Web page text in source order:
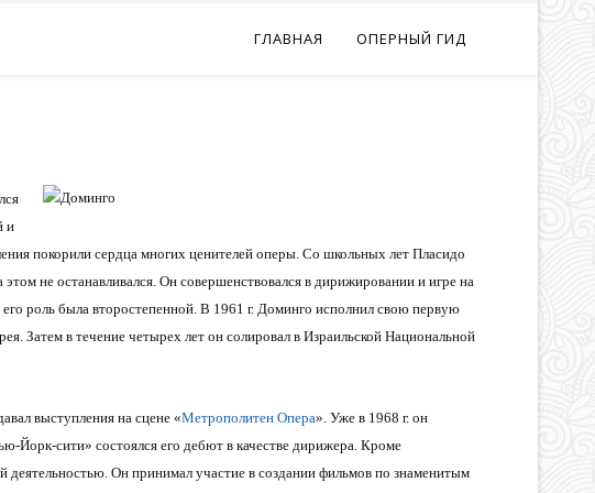
ГЛАВНАЯ ОПЕРНЫЙ ГИД
и
покорили сердца многих ценителей оперы. Со школьных лет Пласидо
не останавливался. Он совершенствовался в дирижировании и игре на
роль была второстепенной. В 1961 г. Доминго исполнил свою первую
Затем в течение четырех лет он солировал в Израильской Национальной
выступления на сцене «Метрополитен Опера». Уже в 1968 г. он
Йорк-сити» состоялся его дебют в качестве дирижера. Кроме
Он принимал участие в создании фильмов по знаменитым